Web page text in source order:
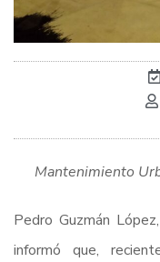
Mantenimiento
Pedro Guzmán
informó que,